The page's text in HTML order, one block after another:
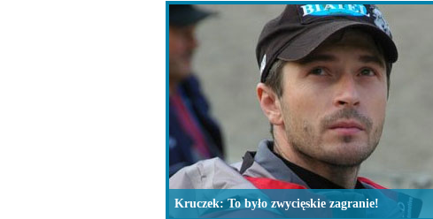
Kruczek: To było zwycięskie zagranie!